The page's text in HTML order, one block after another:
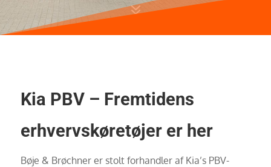
7
Kia PBV – Fremtidens
erhvervskøretøjer er her
Bøje & Brøchner er stolt forhandler af Kia’s PBV-